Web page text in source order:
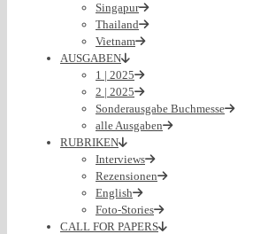
Singapur
Thailand
Vietnam
AUSGABEN
1 | 2025
2 | 2025
Sonderausgabe Buchmesse
alle Ausgaben
RUBRIKEN
Interviews
Rezensionen
English
Foto-Stories
CALL FOR PAPERS